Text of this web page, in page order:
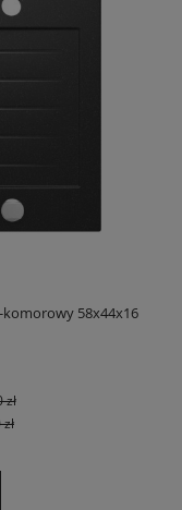
58x44x16